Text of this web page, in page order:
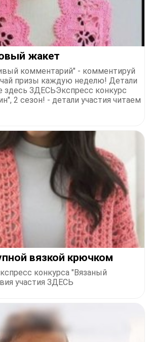
жакет
комментарий" - комментируй
призы каждую неделю! Детали
здесь ЗДЕСЬЭкспресс конкурс
2 сезон! - детали участия читаем
вязкой крючком
конкурса "Вязаный
участия ЗДЕСЬ